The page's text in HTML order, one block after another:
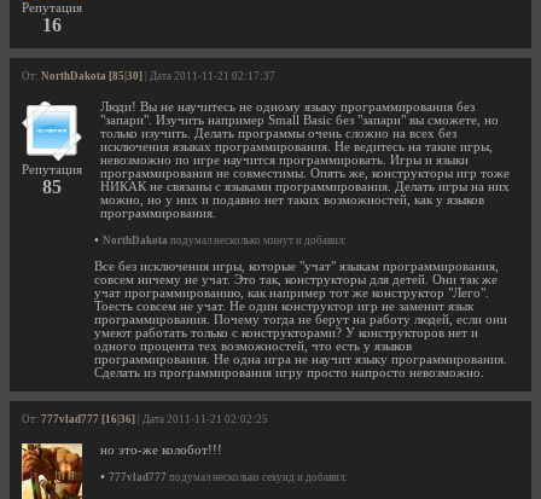
Репутация
16
От: NorthDakota [85|30] | Дата 2011-11-21 02:17:37
Репутация
85
Люди! Вы не научитесь не одному языку программирования без
"запари". Изучить например Small Basic без "запари" вы сможете, но
только изучить. Делать программы очень сложно на всех без
исключения языках программирования. Не ведитесь на такие игры,
невозможно по игре научится программировать. Игры и языки
программирования не совместимы. Опять же, конструкторы игр тоже
НИКАК не связаны с языками программирования. Делать игры на них
можно, но у них и подавно нет таких возможностей, как у языков
программирования.
• NorthDakota подумал несколько минут и добавил:
Все без исключения игры, которые "учат" языкам программирования,
совсем ничему не учат. Это так, конструкторы для детей. Они так же
учат программированию, как например тот же конструктор "Лего".
Тоесть совсем не учат. Не один конструктор игр не заменит язык
программирования. Почему тогда не берут на работу людей, если они
умеют работать только с конструкторами? У конструкторов нет и
одного процента тех возможностей, что есть у языков
программирования. Не одна игра не научит языку программирования.
Сделать из программирования игру просто напросто невозможно.
От: 777vlad777 [16|36] | Дата 2011-11-21 02:02:25
но это-же колобот!!!
• 777vlad777 подумал несколько секунд и добавил: